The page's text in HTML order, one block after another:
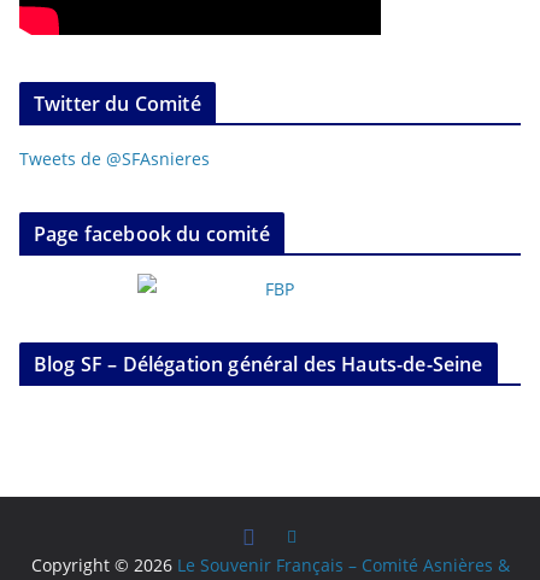
Twitter du Comité
Tweets de @SFAsnieres
Page facebook du comité
Blog SF – Délégation général des Hauts-de-Seine
Copyright © 2026 Le Souvenir Français – Comité Asnières &